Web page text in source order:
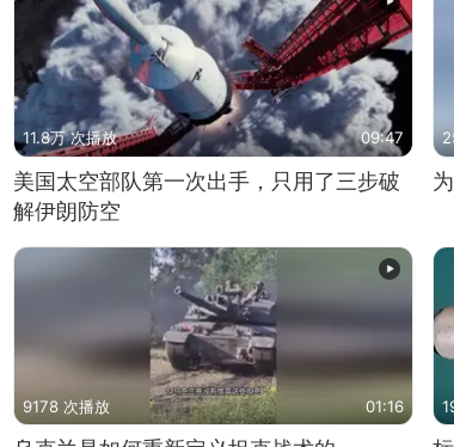
11.8万 次播放 09:47
美国太空部队第一次出手，只用了三步破
解伊朗防空
9178 次播放 01:16